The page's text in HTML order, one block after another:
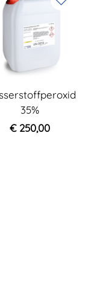
35%
€ 250,00